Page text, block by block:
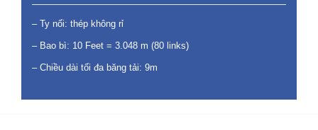
– Ty nối: thép không rỉ
– Bao bì: 10 Feet = 3.048 m (80 links)
– Chiều dài tối đa băng tải: 9m